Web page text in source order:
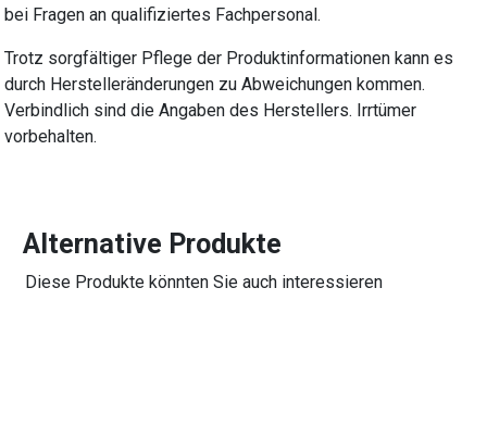
bei Fragen an qualifiziertes Fachpersonal.
Trotz sorgfältiger Pflege der Produktinformationen kann es
durch Herstelleränderungen zu Abweichungen kommen.
Verbindlich sind die Angaben des Herstellers. Irrtümer
vorbehalten.
Alternative Produkte
Diese Produkte könnten Sie auch interessieren